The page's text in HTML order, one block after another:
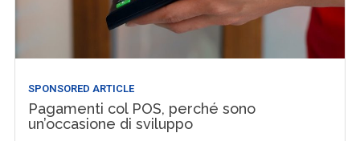
SPONSORED ARTICLE
Pagamenti col POS, perché sono
un’occasione di sviluppo